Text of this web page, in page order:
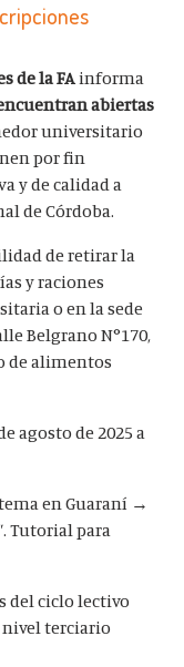
de la FAinforma
abiertas
universitario
por fin
y de calidad a
de Córdoba.
de retirar la
y raciones
o en la sede
Belgrano N°170,
de alimentos
agosto de 2025 a
en Guaraní →
Tutorial para
del ciclo lectivo
nivel terciario